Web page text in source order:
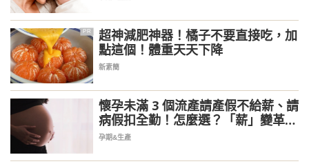
PR
超神減肥神器！橘子不要直接吃，加
點這個！體重天天下降
新素簡
懷孕未滿 3 個流產請產假不給薪、請
病假扣全勤！怎麼選？「薪」變革最
快 5 月上路
孕期&生產